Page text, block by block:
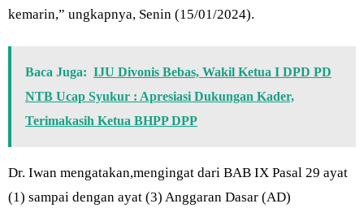
kemarin,” ungkapnya, Senin (15/01/2024).
Baca Juga: IJU Divonis Bebas, Wakil Ketua I DPD PD
NTB Ucap Syukur : Apresiasi Dukungan Kader,
Terimakasih Ketua BHPP DPP
Dr. Iwan mengatakan,mengingat dari BAB IX Pasal 29 ayat
(1) sampai dengan ayat (3) Anggaran Dasar (AD)